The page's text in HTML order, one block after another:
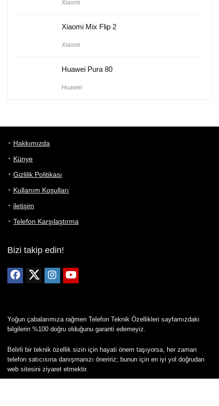
Xiaomi
Xiaomi Mix Flip 2
Xiaomi
Huawei Pura 80
Huawei
Hakkımızda
Künye
Gizlilik Politikası
Kullanım Koşulları
iletişim
Telefon Karşılaştırma
Bizi takip edin!
Yoğun çabalarımıza rağmen Telefon Teknik Özellikleri sayfamızdaki
bilgilerin %100 doğru olduğunu garanti edemeyiz.
Belirli bir teknik özellik sizin için hayati önem taşıyorsa, her zaman
telefon satıcısına danışmanızı öneririz; bunun için en iyi yol doğrudan
web sitesini ziyaret etmektir.